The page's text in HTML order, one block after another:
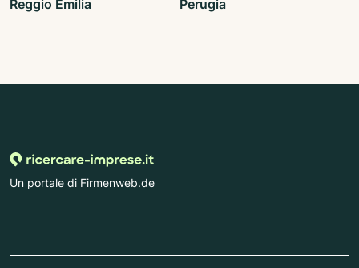
Reggio Emilia Perugia
Un portale di Firmenweb.de